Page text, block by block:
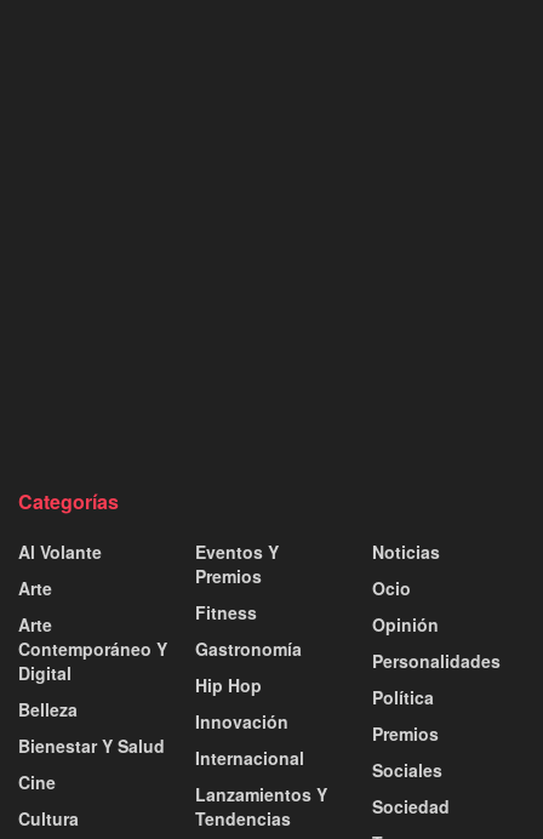
Categorías
Al Volante
Arte
Arte
Contemporáneo Y
Digital
Belleza
Bienestar Y Salud
Cine
Cultura
Eventos Y
Premios
Fitness
Gastronomía
Hip Hop
Innovación
Internacional
Lanzamientos Y
Tendencias
Noticias
Ocio
Opinión
Personalidades
Política
Premios
Sociales
Sociedad